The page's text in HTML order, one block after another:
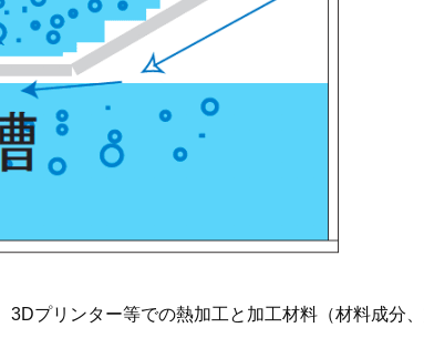
3Dプリンター等での熱加工と加工材料（材料成分